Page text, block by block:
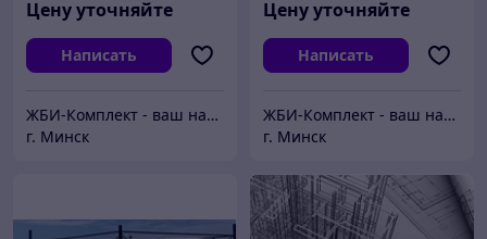
Цену уточняйте
Написать
ЖБИ-Комплект - ваш надежный поставщик железобетонных изделий
г. Минск
Цену уточняйте
Написать
ЖБИ-Комплект - ваш надежный поставщик железобетонных изделий
г. Минск